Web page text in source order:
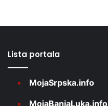
Lista portala
MojaSrpska.info
MojaBanjaLuka.info